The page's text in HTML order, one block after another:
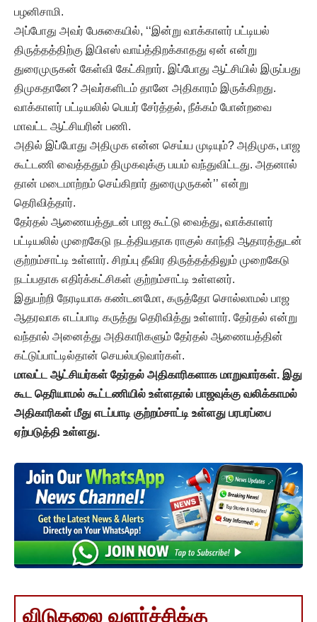
பழனிசாமி.
அப்போது அவர் பேசுகையில், ‘‘இன்று வாக்காளர் பட்டியல்
திருத்தத்திற்கு இபிஎஸ் வாய்த்திறக்காதது ஏன் என்று
துரைமுருகன் கேள்வி கேட்கிறார். இப்போது ஆட்சியில் இருப்பது
திமுகதானே? அவர்களிடம் தானே அதிகாரம் இருக்கிறது.
வாக்காளர் பட்டியலில் பெயர் சேர்த்தல், நீக்கம் போன்றவை
மாவட்ட ஆட்சியரின் பணி.
அதில் இப்போது அதிமுக என்ன செய்ய முடியும்? அதிமுக, பாஜ
கூட்டணி வைத்ததும் திமுகவுக்கு பயம் வந்துவிட்டது. அதனால்
தான் மடைமாற்றம் செய்கிறார் துரைமுருகன்’’ என்று
தெரிவித்தார்.
தேர்தல் ஆணையத்துடன் பாஜ கூட்டு வைத்து, வாக்காளர்
பட்டியலில் முறைகேடு நடத்தியதாக ராகுல் காந்தி ஆதாரத்துடன்
குற்றம்சாட்டி உள்ளார். சிறப்பு தீவிர திருத்தத்திலும் முறைகேடு
நடப்பதாக எதிர்க்கட்சிகள் குற்றம்சாட்டி உள்ளனர்.
இதுபற்றி நேரடியாக கண்டனமோ, கருத்தோ சொல்லாமல் பாஜ
ஆதரவாக எடப்பாடி கருத்து தெரிவித்து உள்ளார். தேர்தல் என்று
வந்தால் அனைத்து அதிகாரிகளும் தேர்தல் ஆணையத்தின்
கட்டுப்பாட்டில்தான் செயல்படுவார்கள்.
மாவட்ட ஆட்சியர்கள் தேர்தல் அதிகாரிகளாக மாறுவார்கள். இது
கூட தெரியாமல் கூட்டணியில் உள்ளதால் பாஜவுக்கு வலிக்காமல்
அதிகாரிகள் மீது எடப்பாடி குற்றம்சாட்டி உள்ளது பரபரப்பை
ஏற்படுத்தி உள்ளது.
விடுதலை வளர்ச்சிக்கு